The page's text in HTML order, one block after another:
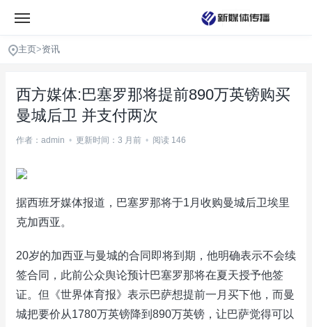
主页>资讯
西方媒体:巴塞罗那将提前890万英镑购买
曼城后卫 并支付两次
作者：admin • 更新时间：3 月前 • 阅读 146
据西班牙媒体报道，巴塞罗那将于1月收购曼城后卫埃里
克加西亚。
20岁的加西亚与曼城的合同即将到期，他明确表示不会续
签合同，此前公众舆论预计巴塞罗那将在夏天授予他签
证。但《世界体育报》表示巴萨想提前一月买下他，而曼
城把要价从1780万英镑降到890万英镑，让巴萨觉得可以